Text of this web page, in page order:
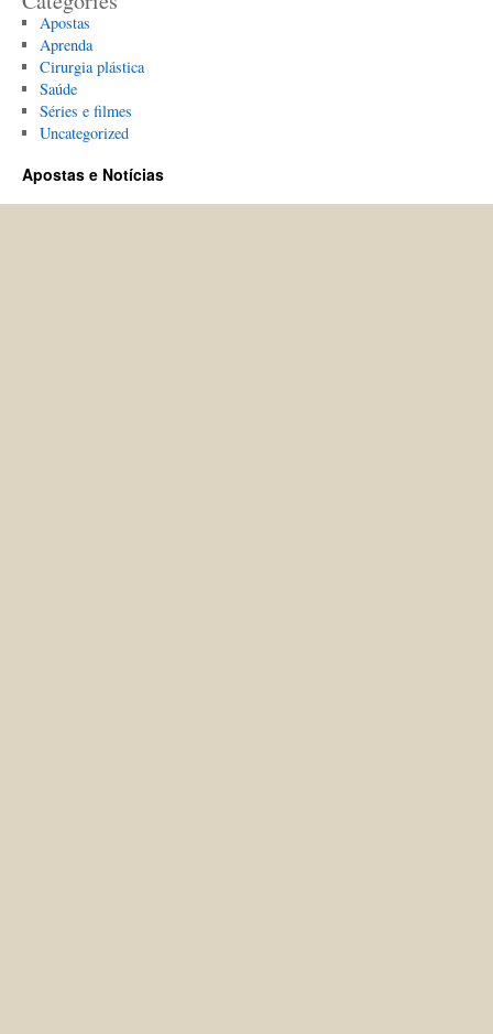
Apostas
Aprenda
Cirurgia plástica
Saúde
Séries e filmes
Uncategorized
Apostas e Notícias